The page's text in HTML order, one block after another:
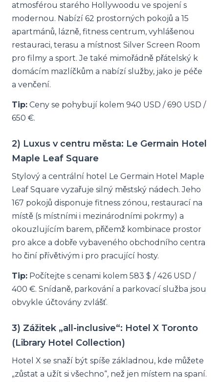
atmosférou starého Hollywoodu ve spojení s
modernou. Nabízí 62 prostorných pokojů a 15
apartmánů, lázně, fitness centrum, vyhlášenou
restauraci, terasu a místnost Silver Screen Room
pro filmy a sport. Je také mimořádně přátelský k
domácím mazlíčkům a nabízí služby, jako je péče
a venčení.
Tip: Ceny se pohybují kolem 940 USD / 690 USD /
650 €.
2) Luxus v centru města: Le Germain Hotel
Maple Leaf Square
Stylový a centrální hotel Le Germain Hotel Maple
Leaf Square vyzařuje silný městský nádech. Jeho
167 pokojů disponuje fitness zónou, restaurací na
místě (s místními i mezinárodními pokrmy) a
okouzlujícím barem, přičemž kombinace prostor
pro akce a dobře vybaveného obchodního centra
ho činí přívětivým i pro pracující hosty.
Tip: Počítejte s cenami kolem 583 $ / 426 USD /
400 €. Snídaně, parkování a parkovací služba jsou
obvykle účtovány zvlášť.
3) Zážitek „all-inclusive“: Hotel X Toronto
(Library Hotel Collection)
Hotel X se snaží být spíše základnou, kde můžete
„zůstat a užít si všechno“, než jen místem na spaní.